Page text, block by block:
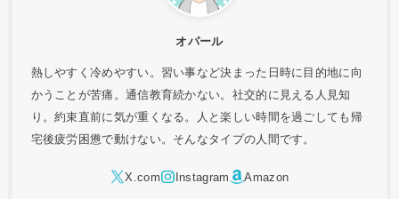
オパール
熱しやすく冷めやすい。習い事など決まった日時に目的地に向
かうことが苦痛。通信教育続かない。社交的に見える人見知
り。約束直前に気が重くなる。人と楽しい時間を過ごしても帰
宅後疲労困憊で動けない。そんなタイプの人間です。